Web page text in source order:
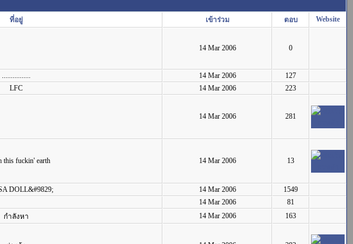
ที่อยู่ เข้าร่วม ตอบ Website
14 Mar 2006 0
................ 14 Mar 2006
127
LFC 14 Mar 2006 223
14 Mar 2006 281
this fuckin' earth 14 Mar 2006 13
DOLL&#9829; 14 Mar 2006
1549
14 Mar 2006
81
กำลังหา 14 Mar 2006 163